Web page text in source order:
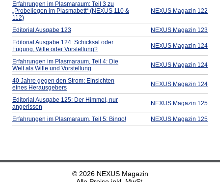
Erfahrungen im Plasmaraum: Teil 3 zu
„Probeliegen im Plasmabett“ (NEXUS 110 &
112)
NEXUS Magazin 122
Editorial Ausgabe 123
NEXUS Magazin 123
Editorial Ausgabe 124: Schicksal oder
Fügung, Wille oder Vorstellung?
NEXUS Magazin 124
Erfahrungen im Plasmaraum, Teil 4: Die
Welt als Wille und Vorstellung
NEXUS Magazin 124
40 Jahre gegen den Strom: Einsichten
eines Herausgebers
NEXUS Magazin 124
Editorial Ausgabe 125: Der Himmel, nur
angerissen
NEXUS Magazin 125
Erfahrungen im Plasmaraum, Teil 5: Bingo! NEXUS Magazin 125
© 2026 NEXUS Magazin